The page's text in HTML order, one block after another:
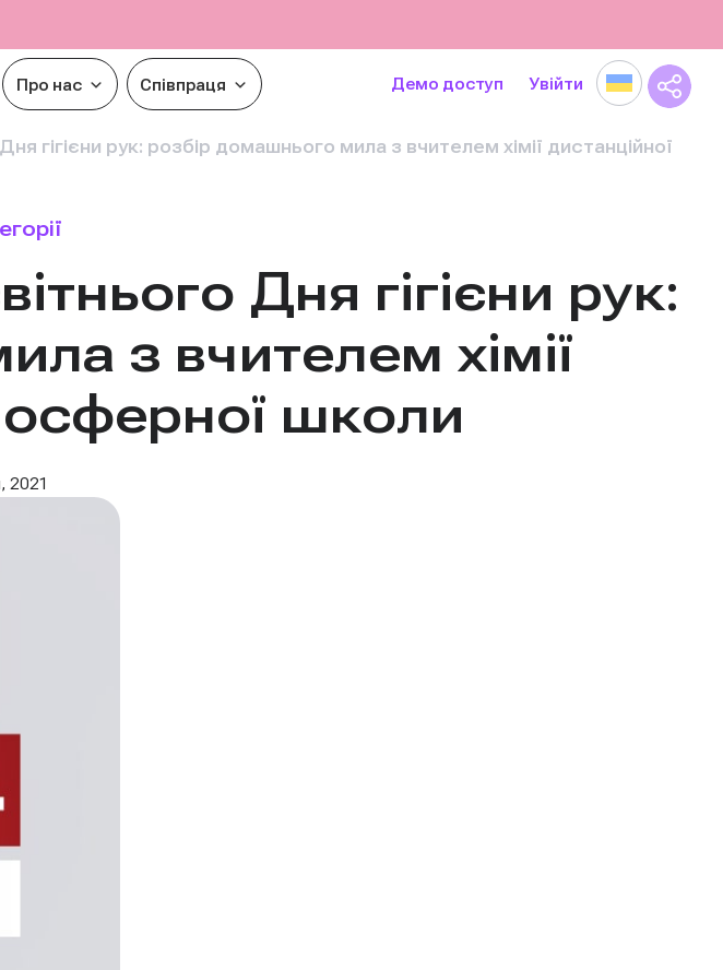
Про нас Співпраця Демо доступ Увійти
гігієни рук: розбір домашнього мила з вчителем хімії дистанційної
Дня гігієни рук:
з вчителем хімії
школи
2021